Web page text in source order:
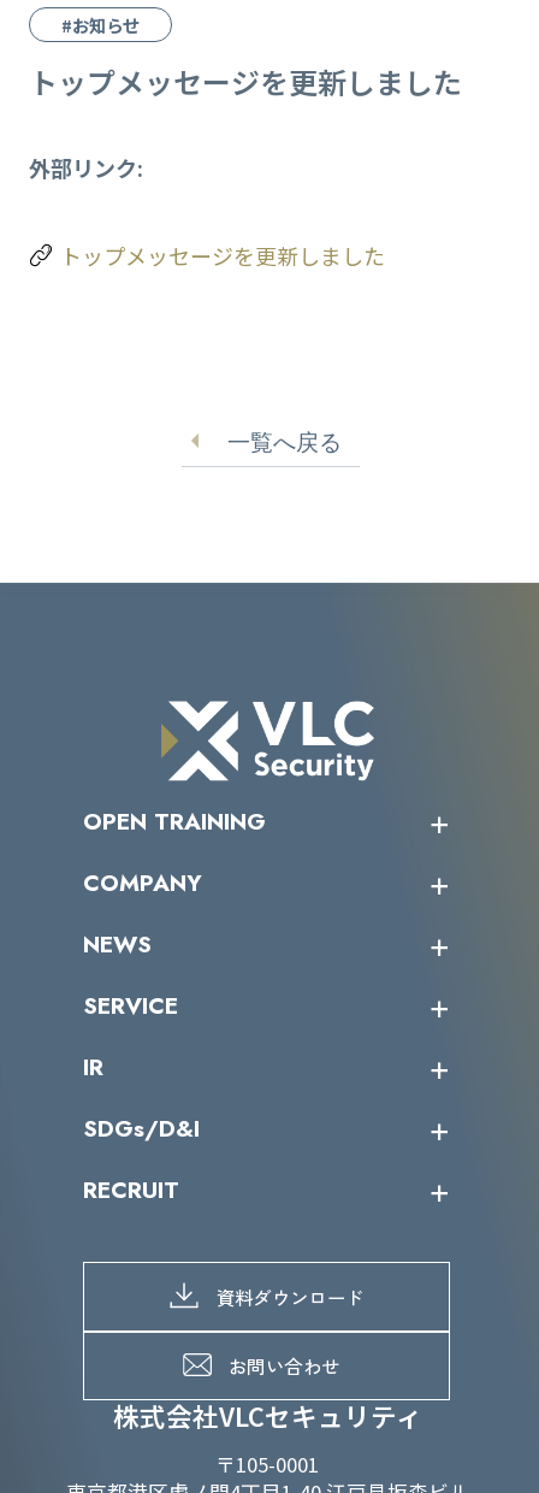
#お知らせ
トップメッセージを更新しました
外部リンク:
トップメッセージを更新しました
一覧へ戻る
株式会社VLCセキュリティ
〒105-0001
OPEN TRAINING
受講者の声
COMPANY
トップメッセージ
ミッション／ビジョン
パートナー企業一覧
NEWS
サイバーニュース
SERVICE
カテゴリー別サービス一覧
IR
IRカレンダー
IRライブラリー
よくあるご質問
SDGs/D&I
当グループのマテリアリティ
SDGs推進体制
D&Iの取り組み
RECRUIT
募集職種一覧
メッセージ
メンバーインタビュー
資料ダウンロード
お問い合わせ